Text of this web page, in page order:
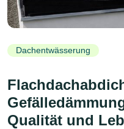
Dachentwässerung
Qualität und